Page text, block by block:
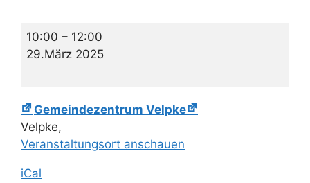
Kinderkirche
10:00 – 12:00
29.März 2025
Gemeindezentrum Velpke
Velpke,
Veranstaltungsort anschauen
iCal